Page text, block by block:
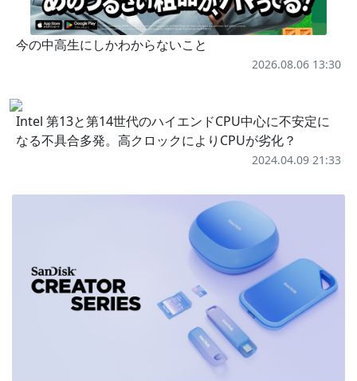
今の中高生にしかわからないこと
2026.08.06 13:30
Intel 第13と第14世代のハイエンドCPU中心に不安定に
なる不具合多発。高クロックによりCPUが劣化？
2024.04.09 21:33